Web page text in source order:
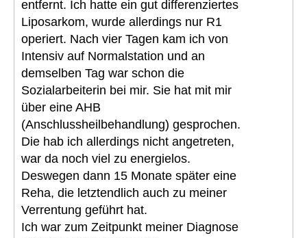
entfernt. Ich hatte ein gut differenziertes
Liposarkom, wurde allerdings nur R1
operiert. Nach vier Tagen kam ich von
Intensiv auf Normalstation und an
demselben Tag war schon die
Sozialarbeiterin bei mir. Sie hat mit mir
über eine AHB
(Anschlussheilbehandlung) gesprochen.
Die hab ich allerdings nicht angetreten,
war da noch viel zu energielos.
Deswegen dann 15 Monate später eine
Reha, die letztendlich auch zu meiner
Verrentung geführt hat.
Ich war zum Zeitpunkt meiner Diagnose